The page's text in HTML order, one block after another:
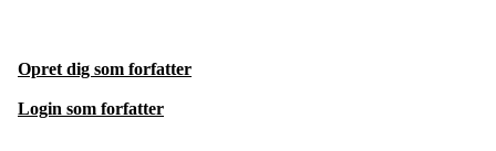
Opret dig som forfatter
Login som forfatter